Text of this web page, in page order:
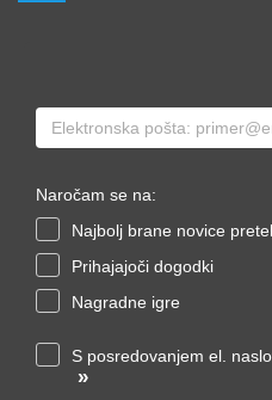
Naročam se na:
Najbolj brane novice
Prihajajoči dogodki
Nagradne igre
S posredovanjem el.
»